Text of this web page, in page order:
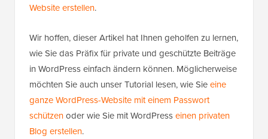
Website erstellen.
Wir hoffen, dieser Artikel hat Ihnen geholfen zu lernen,
wie Sie das Präfix für private und geschützte Beiträge
in WordPress einfach ändern können. Möglicherweise
möchten Sie auch unser Tutorial lesen, wie Sieeine
ganze WordPress-Website mit einem Passwort
schützenoder wie Sie mit WordPresseinen privaten
Blog erstellen.